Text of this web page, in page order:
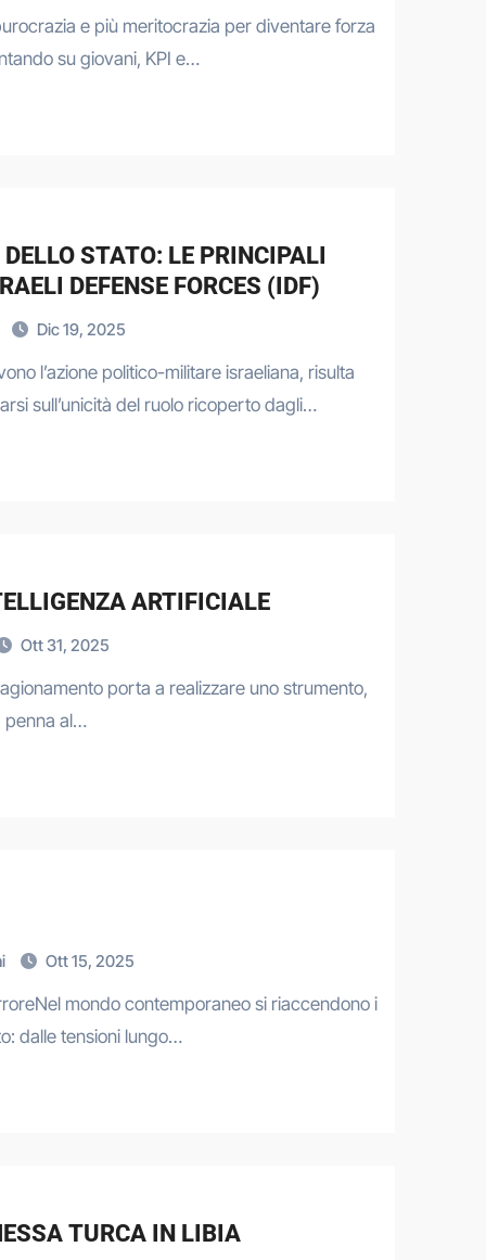
e più meritocrazia per diventare forza
su giovani, KPI e…
STATO: LE PRINCIPALI
DEFENSE FORCES (IDF)
Dic 19, 2025
l’azione politico-militare israeliana, risulta
sull’unicità del ruolo ricoperto dagli…
ARTIFICIALE
Ott 31, 2025
porta a realizzare uno strumento,
penna al…
Ott 15, 2025
mondo contemporaneo si riaccendono i
dalle tensioni lungo…
TURCA IN LIBIA